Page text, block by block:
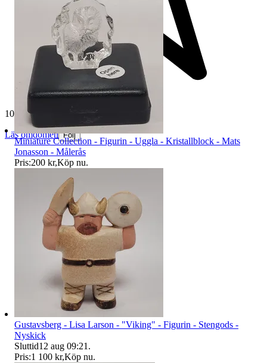
10 613 omdömen
Läs omdömen Följ
Miniature Collection - Figurin - Uggla - Kristallblock - Mats
Jonasson - Målerås
Pris:200 kr,Köp nu.
Gustavsberg - Lisa Larson - "Viking" - Figurin - Stengods -
Nyskick
Sluttid12 aug 09:21 .
Pris:1 100 kr,Köp nu.